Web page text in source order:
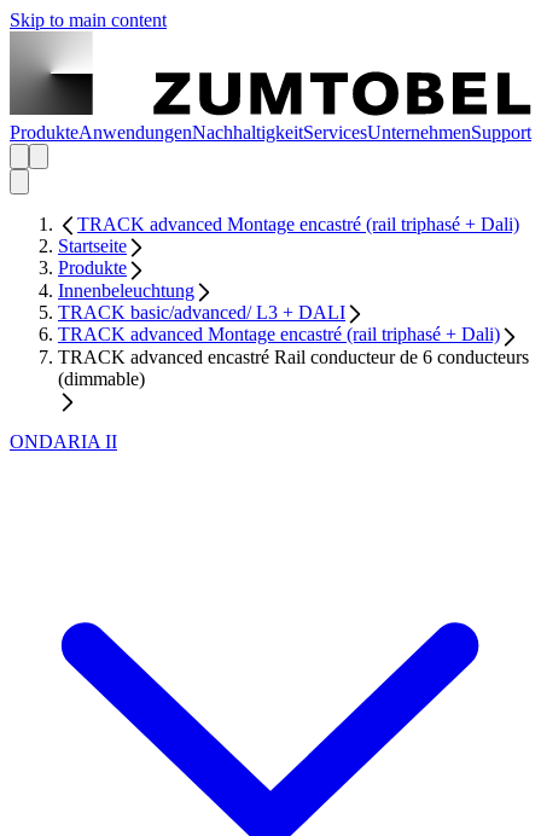
Skip to main content
ProdukteAnwendungenNachhaltigkeitServicesUnternehmenSupport
TRACK advanced Montage encastré (rail triphasé + Dali)
Startseite
Produkte
Innenbeleuchtung
TRACK basic/advanced/ L3 + DALI
TRACK advanced Montage encastré (rail triphasé + Dali)
TRACK advanced encastré Rail conducteur de 6 conducteurs
(dimmable)
ONDARIA II